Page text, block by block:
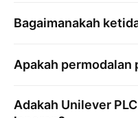
Bagaimanakah
Apakah permodalan
Adakah Unilever PLC